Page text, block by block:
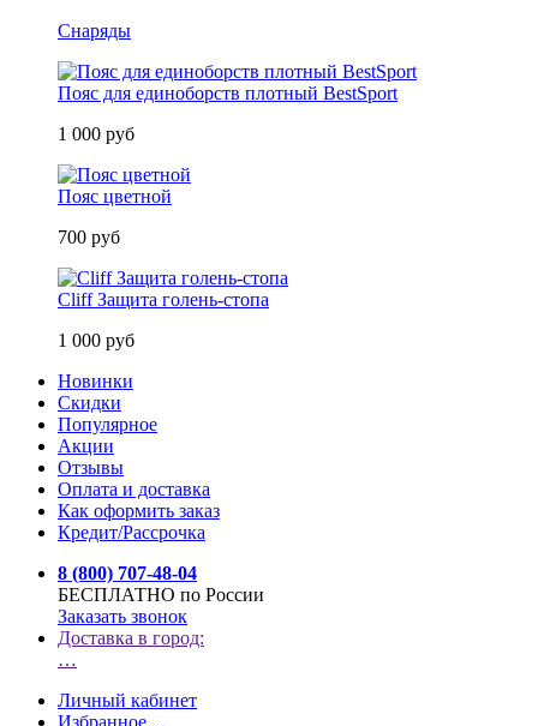
Снаряды
Пояс для единоборств плотный BestSport
1 000 руб
Пояс цветной
700 руб
Cliff Защита голень-стопа
1 000 руб
Новинки
Скидки
Популярное
Акции
Отзывы
Оплата и доставка
Как оформить заказ
Кредит/Рассрочка
8 (800) 707-48-04
БЕСПЛАТНО по России
Заказать звонок
Доставка в город:
…
Личный кабинет
Избранное…